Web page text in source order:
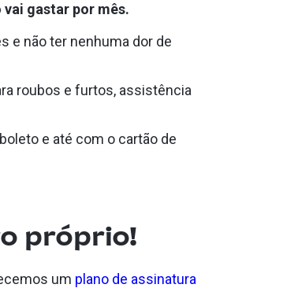
gastar por mês.
e não ter nenhuma dor de
roubos e furtos, assistência
e até com o cartão de
próprio!
um plano de assinatura